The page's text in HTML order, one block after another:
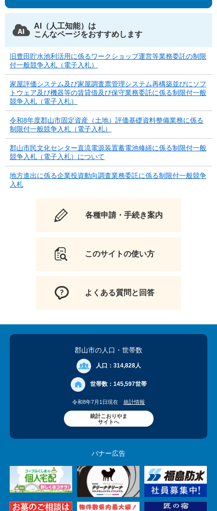
AI（人工知能）は
こんなページをおすすめします
旧豊田貯水池利活用に係るワークショップ運営等業務委託の制限
付一般競争入札（電子入札）
家屋評価システム及び家屋調査票管理システム再構築並びにソフ
トウェア及び機器等の賃貸借及び保守業務委託に係る制限付一般
競争入札（電子入札）
令和8年度郡山市固定資産（土地）評価基礎資料整備業務に係る
制限付一般競争入札（電子入札）
郡山市民文化センター直流電源装置蓄電池修繕に係る制限付一般
競争入札（電子入札）について
地方進出に係る企業投資動向調査業務委託に係る制限付一般競争
入札
各種申請・手続き案内
このサイトの使い方
よくある質問と回答
郡山市の人口 ・世帯数
人口： 314,828人
世帯数： 145,597世帯
令和8年7月1日現在 統計情報
統計こおりやま
サイトへ
バナー広告